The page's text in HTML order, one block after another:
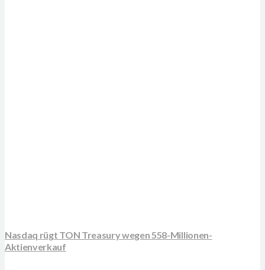
Nasdaq rügt TON Treasury wegen 558-Millionen-
Aktienverkauf